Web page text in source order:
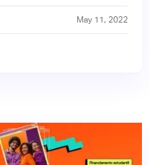
May 11, 2022